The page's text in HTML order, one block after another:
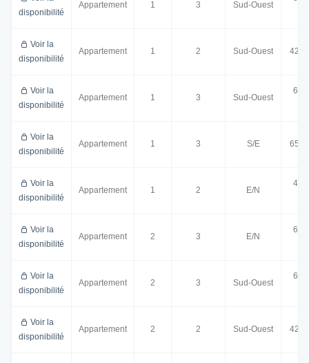
disponibilité
Appartement 1 3 Sud-Ouest
Voir la
disponibilité
Appartement 1 2 Sud-Ouest 42.2
Voir la
disponibilité
Appartement 1 3 Sud-Ouest
Voir la
disponibilité
Appartement 1 3 S/E 65.9
Voir la
disponibilité
Appartement 1 2 E/N
Voir la
disponibilité
Appartement 2 3 E/N
Voir la
disponibilité
Appartement 2 3 Sud-Ouest
Voir la
disponibilité
Appartement 2 2 Sud-Ouest 42.2